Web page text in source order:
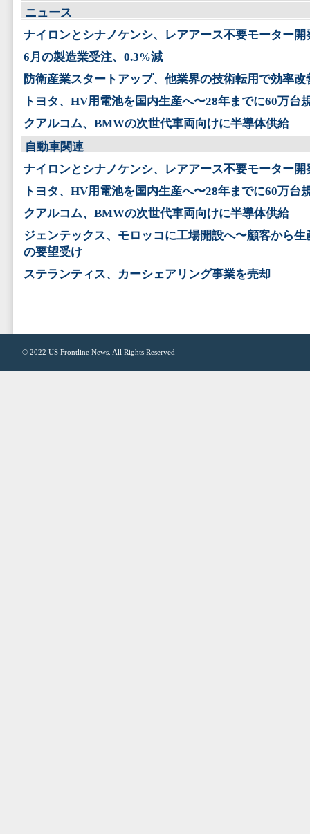
ニュース
ナイロンとシナノケンシ、レアアース不要モーター開
6月の製造業受注、0.3%減
防衛産業スタートアップ、他業界の技術転用で効率改
トヨタ、HV用電池を国内生産へ〜28年までに60万台
クアルコム、BMWの次世代車両向けに半導体供給
自動車関連
ナイロンとシナノケンシ、レアアース不要モーター開
トヨタ、HV用電池を国内生産へ〜28年までに60万台
クアルコム、BMWの次世代車両向けに半導体供給
ジェンテックス、モロッコに工場開設へ〜顧客から生
の要望受け
ステランティス、カーシェアリング事業を売却
© 2022 US Frontline News . All Rights Reserved